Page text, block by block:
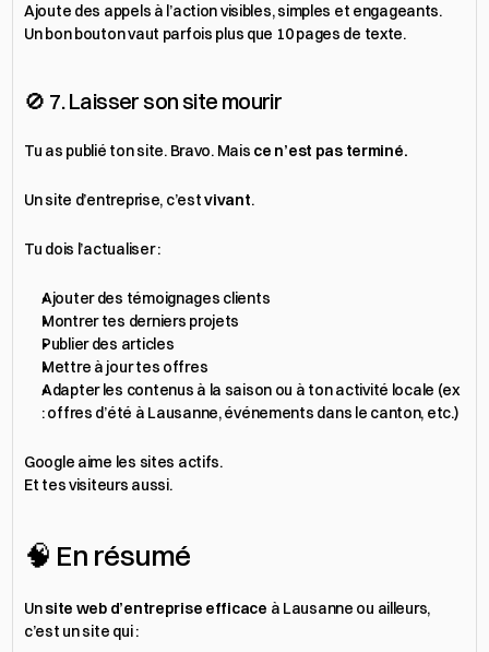
Ajoute des appels à l’action visibles, simples et engageants.
Un bon bouton vaut parfois plus que 10 pages de texte.
🚫 7. Laisser son site mourir
Tu as publié ton site. Bravo. Mais ce n’est pas terminé.
Un site d’entreprise, c’est vivant.
Tu dois l’actualiser :
Ajouter des témoignages clients
Montrer tes derniers projets
Publier des articles
Mettre à jour tes offres
Adapter les contenus à la saison ou à ton activité locale (ex
: offres d’été à Lausanne, événements dans le canton, etc.)
Google aime les sites actifs.
Et tes visiteurs aussi.
🧠 En résumé
Un site web d’entreprise efficace à Lausanne ou ailleurs,
c’est un site qui :